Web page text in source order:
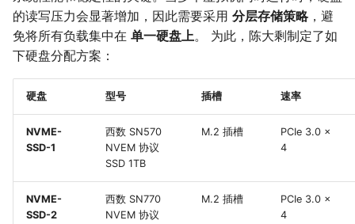
搜
索
引
陈大剩写在前面的话
本教程目标与适用对象
直通盘
公共盘 NAS 存储
虚拟机系统盘
总结
网络拓扑实战
跳板机使用
突破 1000M 带宽
故障排查与优化
SSL 证书配置
硬件直通
虚拟机克隆
功耗节能
硬盘扩容
OpenClash
SSD 缓存加速
添加证书
远程访问
影视媒体中心
全屋网络覆盖
Kubernetes 集群
IPv6 转 IPv4
IPv6 转 IPv4/IPv6 (ESA)
公网 NAT
Frp 内网穿透
的读写压力会显著增加，因此需要采用 分层存储策略，避
免将所有负载集中在 单一硬盘上。 为此，陈大剩制定了如
下硬盘分配方案：
硬盘 型号 插槽 速率
NVME-
SSD-1
西数 SN570
NVEM 协议
SSD 1TB
M.2 插槽
PCIe 3.0 ×
4
NVME-
SSD-2
西数 SN770
NVEM 协议
M.2 插槽
PCIe 3.0 ×
4